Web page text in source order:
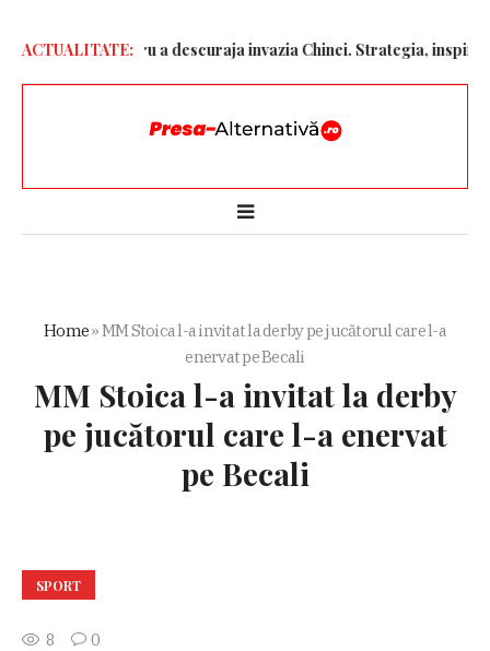
ACTUALITATE:
pentru a descuraja invazia Chinei. Strategia, inspirată de
Home»MM Stoica l-a invitat la derby pe jucătorul care l-a
enervat pe Becali
MM Stoica l-a invitat la derby
pe jucătorul care l-a enervat
pe Becali
SPORT
8
0